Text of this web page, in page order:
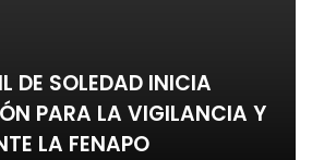
DE SOLEDAD INICIA
PARA LA VIGILANCIA Y
LA FENAPO